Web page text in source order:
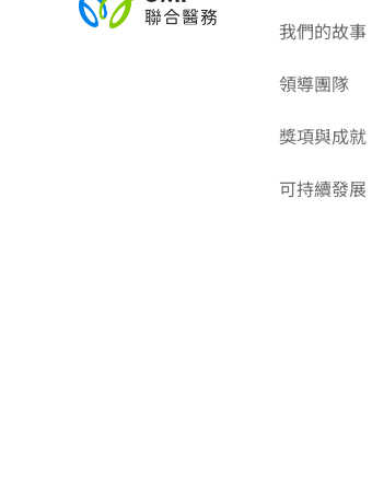
我們的故事
領導團隊
獎項與成就
可持續發展